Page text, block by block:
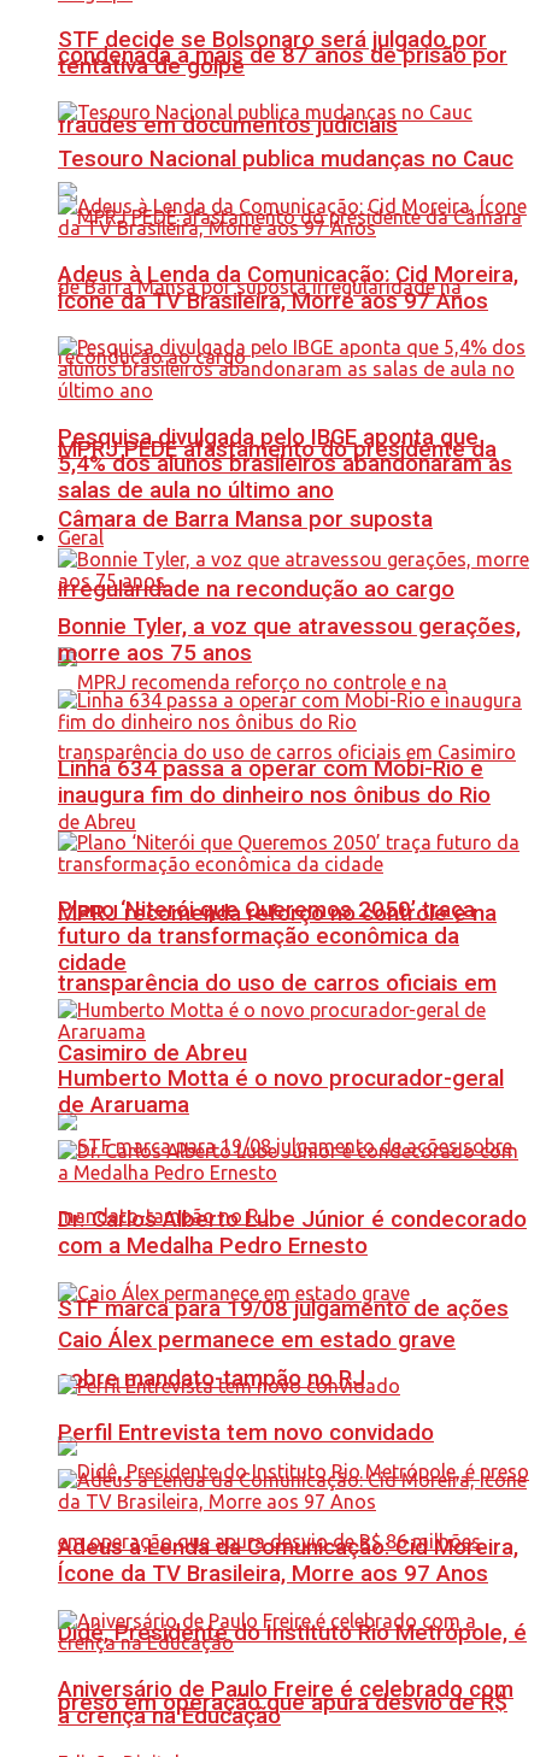
condenada a mais de 87 anos de prisão por
fraudes em documentos judiciais
MPRJ PEDE afastamento do presidente da
Câmara de Barra Mansa por suposta
irregularidade na recondução ao cargo
MPRJ recomenda reforço no controle e na
transparência do uso de carros oficiais em
Casimiro de Abreu
STF marca para 19/08 julgamento de ações
sobre mandato-tampão no RJ
Didê, Presidente do Instituto Rio Metrópole, é
preso em operação que apura desvio de R$
STF decide se Bolsonaro será julgado por
tentativa de golpe
Tesouro Nacional publica mudanças no Cauc
Adeus à Lenda da Comunicação: Cid Moreira,
Ícone da TV Brasileira, Morre aos 97 Anos
Pesquisa divulgada pelo IBGE aponta que
5,4% dos alunos brasileiros abandonaram as
salas de aula no último ano
Geral
Bonnie Tyler, a voz que atravessou gerações,
morre aos 75 anos
Linha 634 passa a operar com Mobi-Rio e
inaugura fim do dinheiro nos ônibus do Rio
Plano ‘Niterói que Queremos 2050’ traça
futuro da transformação econômica da
cidade
Humberto Motta é o novo procurador-geral
de Araruama
Dr. Carlos Alberto Lube Júnior é condecorado
com a Medalha Pedro Ernesto
Caio Álex permanece em estado grave
Perfil Entrevista tem novo convidado
Adeus à Lenda da Comunicação: Cid Moreira,
Ícone da TV Brasileira, Morre aos 97 Anos
Aniversário de Paulo Freire é celebrado com
a crença na Educação